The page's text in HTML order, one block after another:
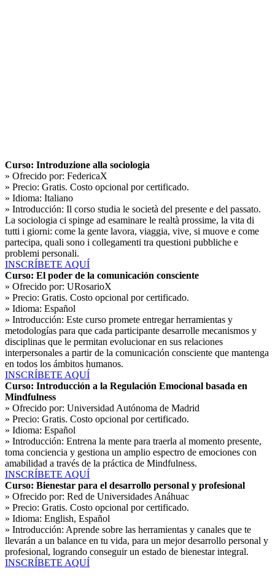
Curso: Introduzione alla sociologia
» Ofrecido por: FedericaX
» Precio: Gratis. Costo opcional por certificado.
» Idioma: Italiano
» Introducción: Il corso studia le società del presente e del passato.
La sociologia ci spinge ad esaminare le realtà prossime, la vita di
tutti i giorni: come la gente lavora, viaggia, vive, si muove e come
partecipa, quali sono i collegamenti tra questioni pubbliche e
problemi personali.
INSCRÍBETE AQUÍ
Curso: El poder de la comunicación consciente
» Ofrecido por: URosarioX
» Precio: Gratis. Costo opcional por certificado.
» Idioma: Español
» Introducción: Este curso promete entregar herramientas y
metodologías para que cada participante desarrolle mecanismos y
disciplinas que le permitan evolucionar en sus relaciones
interpersonales a partir de la comunicación consciente que mantenga
en todos los ámbitos humanos.
INSCRÍBETE AQUÍ
Curso: Introducción a la Regulación Emocional basada en
Mindfulness
» Ofrecido por: Universidad Autónoma de Madrid
» Precio: Gratis. Costo opcional por certificado.
» Idioma: Español
» Introducción: Entrena la mente para traerla al momento presente,
toma conciencia y gestiona un amplio espectro de emociones con
amabilidad a través de la práctica de Mindfulness.
INSCRÍBETE AQUÍ
Curso: Bienestar para el desarrollo personal y profesional
» Ofrecido por: Red de Universidades Anáhuac
» Precio: Gratis. Costo opcional por certificado.
» Idioma: English, Español
» Introducción: Aprende sobre las herramientas y canales que te
llevarán a un balance en tu vida, para un mejor desarrollo personal y
profesional, logrando conseguir un estado de bienestar integral.
INSCRÍBETE AQUÍ